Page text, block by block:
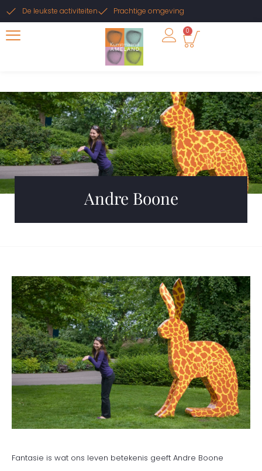
De leukste activiteiten Prachtige omgeving
0
Andre Boone
Fantasie is wat ons leven betekenis geeft Andre Boone